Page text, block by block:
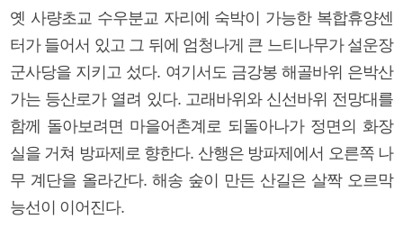
옛 사량초교 수우분교 자리에 숙박이 가능한 복합휴양센
터가 들어서 있고 그 뒤에 엄청나게 큰 느티나무가 설운장
군사당을 지키고 섰다. 여기서도 금강봉 해골바위 은박산
가는 등산로가 열려 있다. 고래바위와 신선바위 전망대를
함께 돌아보려면 마을어촌계로 되돌아나가 정면의 화장
실을 거쳐 방파제로 향한다. 산행은 방파제에서 오른쪽 나
무 계단을 올라간다. 해송 숲이 만든 산길은 살짝 오르막
능선이 이어진다.